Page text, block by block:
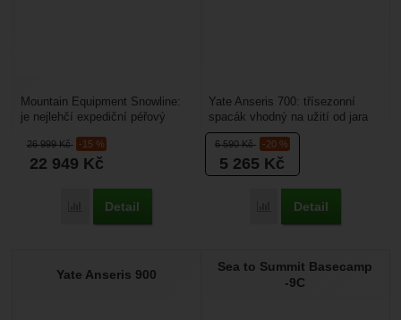
26 999Kč -15 %
22 949 Kč
Přidat 'Mountain Equipment Snowline' k porovnání
Detail
Mountain Equipment Snowline:
je nejlehčí expediční péřový
bivakování do chladných...
6 590Kč -20 %
5 265 Kč
Přidat 'Yate Anseris
Detail
Yate Anseris 700: třísezonní
spacák vhodný na užití od jara
do podzimu. Spací pytel je plněn
kvalitním...
Yate Anseris 900
Sea to Summit Basecamp
-9C